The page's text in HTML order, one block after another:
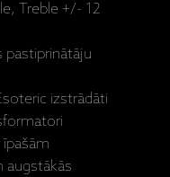
Treble +/- 12
pastiprinātāju
izstrādāti
augstākās